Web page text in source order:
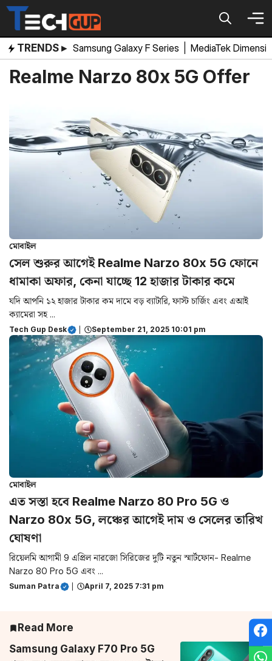
Skip
content
TRENDS ▸ Samsung Galaxy F Series MediaTek
Realme Narzo 80x 5G Offer
মোবাইল
সেল শুরুর আগেই Realme Narzo 80x 5G ফোনে
ধামাকা অফার, কেনা যাচ্ছে 12 হাজার টাকার কমে
যদি আপনি ১২ হাজার টাকার কম দামে বড় ব্যাটারি, ফাস্ট চার্জিং এবং এআই
ক্যামেরা সহ ...
Tech Gup Desk September 21, 2025 10:01 pm
মোবাইল
এত সস্তা হবে Realme Narzo 80 Pro 5G ও
Narzo 80x 5G, লঞ্চের আগেই দাম ও সেলের তারিখ
ঘোষণা
রিয়েলমি আগামী 9 এপ্রিল নারজো সিরিজের দুটি নতুন স্মার্টফোন- Realme
Narzo 80 Pro 5G এবং ...
Suman Patra April 7, 2025 7:31 pm
Read More
Samsung Galaxy F70 Pro 5G